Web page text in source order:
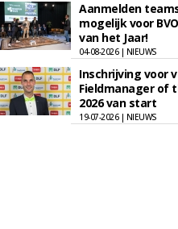
Aanmelden
mogelijk voor
van het Jaar!
04-08-2026 | NIEUWS
Inschrijving voor
Fieldmanager of
2026 van start
19-07-2026 | NIEUWS